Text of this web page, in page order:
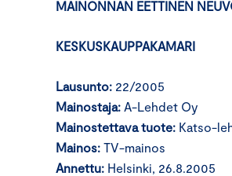
MAINONNAN EETTINEN
KESKUSKAUPPAKAMARI
Lausunto: 22/2005
Mainostaja: A-Lehdet Oy
Mainostettava tuote: Katso-
Mainos: TV-mainos
Annettu: Helsinki, 26.8.2005